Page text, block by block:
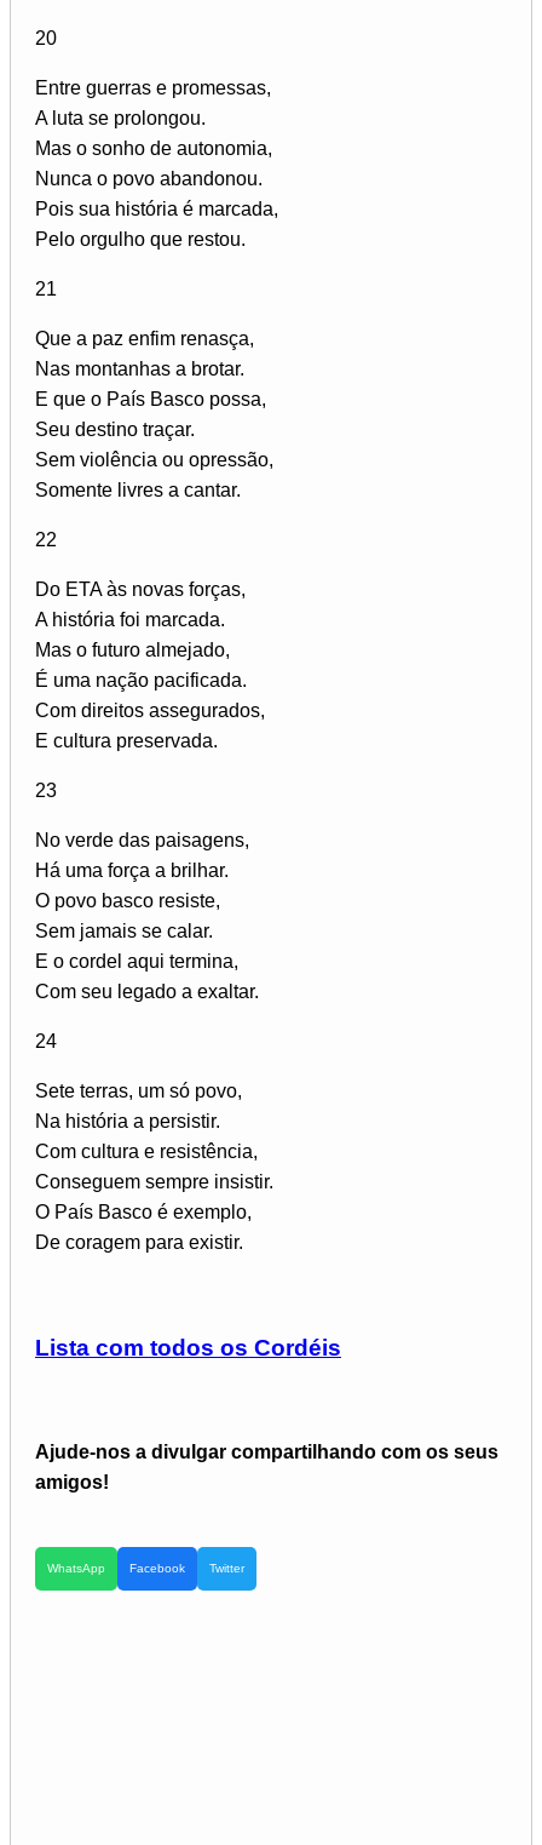
20
Entre guerras e promessas,
A luta se prolongou.
Mas o sonho de autonomia,
Nunca o povo abandonou.
Pois sua história é marcada,
Pelo orgulho que restou.
21
Que a paz enfim renasça,
Nas montanhas a brotar.
E que o País Basco possa,
Seu destino traçar.
Sem violência ou opressão,
Somente livres a cantar.
22
Do ETA às novas forças,
A história foi marcada.
Mas o futuro almejado,
É uma nação pacificada.
Com direitos assegurados,
E cultura preservada.
23
No verde das paisagens,
Há uma força a brilhar.
O povo basco resiste,
Sem jamais se calar.
E o cordel aqui termina,
Com seu legado a exaltar.
24
Sete terras, um só povo,
Na história a persistir.
Com cultura e resistência,
Conseguem sempre insistir.
O País Basco é exemplo,
De coragem para existir.
Lista com todos os Cordéis
Ajude-nos a divulgar compartilhando com os seus
amigos!
WhatsApp Facebook Twitter